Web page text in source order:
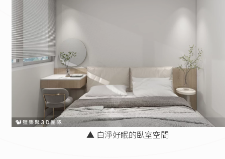
▲ 白淨好眠的臥室空間